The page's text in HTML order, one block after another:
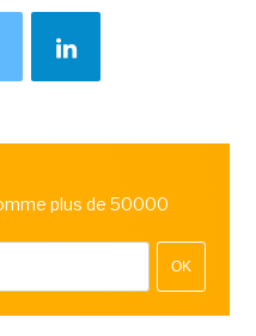
plus de 50000
OK